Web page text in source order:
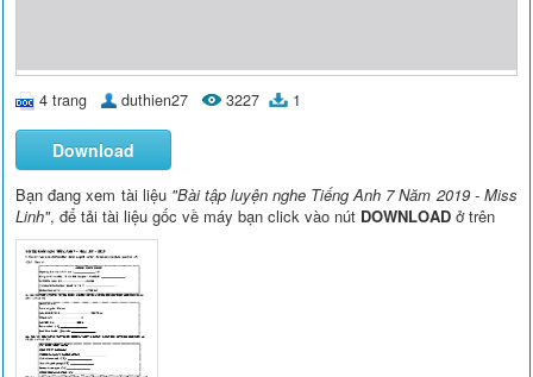
4 trang duthien27 3227 1
Download
Bạn đang xem tài liệu "Bài tập luyện nghe Tiếng Anh 7 Năm 2019 - Miss
Linh", để tải tài liệu gốc về máy bạn click vào nút DOWNLOAD ở trên